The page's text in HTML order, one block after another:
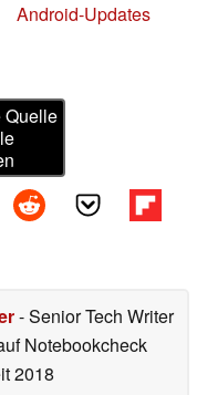
Android-Updates
Quelle
- Senior Tech Writer
Notebookcheck
2018